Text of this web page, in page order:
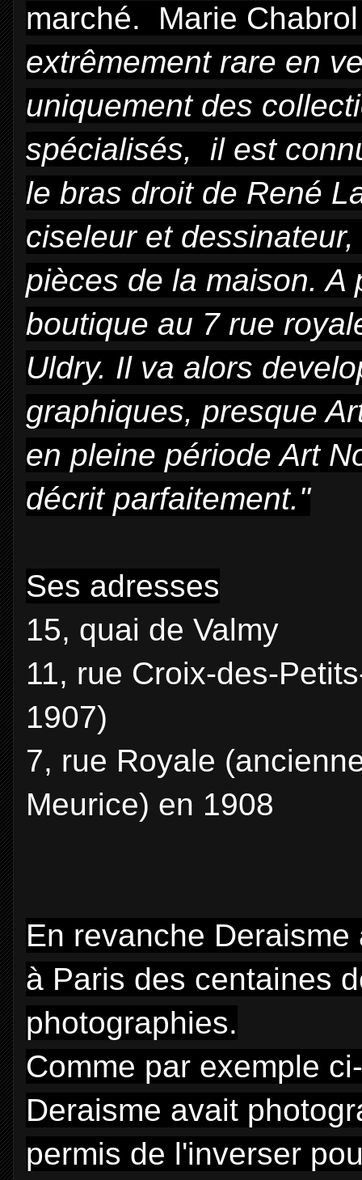
marché. Marie
extrêmement rare en
uniquement des
spécialisés, il est
le bras droit de René
ciseleur et
pièces de la maison. A
boutique au 7 rue
Uldry. Il va alors
graphiques, presque
en pleine période Art
décrit parfaitement."
Ses adresses
15, quai de Valmy
11, rue Croix-des-
1907)
7, rue Royale
Meurice) en 1908
En revanche
à Paris des centaines
photographies.
Comme par exemple
Deraisme avait
permis de l'inverser